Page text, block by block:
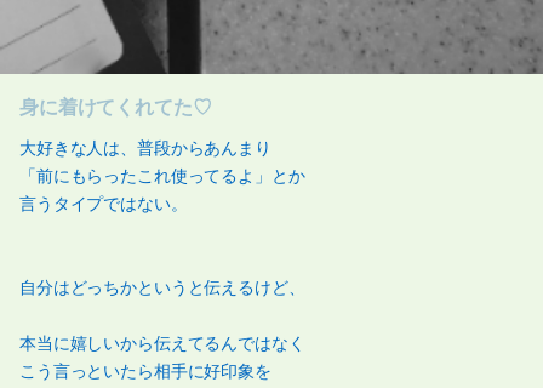
身に着けてくれてた♡
大好きな人は、普段からあんまり
「前にもらったこれ使ってるよ」とか
言うタイプではない。
自分はどっちかというと伝えるけど、
本当に嬉しいから伝えてるんではなく
こう言っといたら相手に好印象を